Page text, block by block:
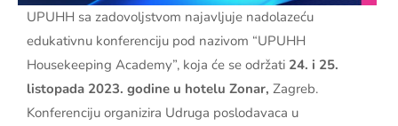
UPUHH sa zadovoljstvom najavljuje nadolazeću
edukativnu konferenciju pod nazivom “UPUHH
Housekeeping Academy”, koja će se održati 24. i 25.
listopada 2023. godine u hotelu Zonar, Zagreb.
Konferenciju organizira Udruga poslodavaca u